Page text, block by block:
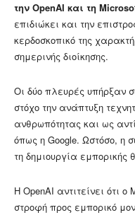
την OpenAI και τη
επιδιώκει και την
κερδοσκοπικό της
σημερινής διοίκησης.
Οι δύο πλευρές υπήρξαν
στόχο την ανάπτυξη
ανθρωπότητας και ως
όπως η Google. Ωστόσο, η
τη δημιουργία εμπορικής
Η OpenAI αντιτείνει ότι
στροφή προς εμπορικό